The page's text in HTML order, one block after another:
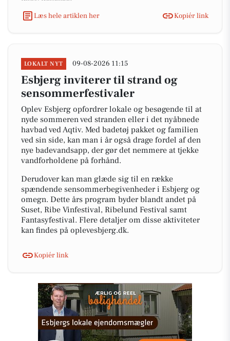
Læs hele artiklen her
Kopiér link
LOKALT NYT 09-08-2026 11:15
Esbjerg inviterer til strand og
sensommerfestivaler
Oplev Esbjerg opfordrer lokale og besøgende til at
nyde sommeren ved stranden eller i det nyåbnede
havbad ved Aqtiv. Med badetøj pakket og familien
ved sin side, kan man i år også drage fordel af den
nye badevandsapp, der gør det nemmere at tjekke
vandforholdene på forhånd.
Derudover kan man glæde sig til en række
spændende sensommerbegivenheder i Esbjerg og
omegn. Dette års program byder blandt andet på
Suset, Ribe Vinfestival, Ribelund Festival samt
Fantasyfestival. Flere detaljer om disse aktiviteter
kan findes på oplevesbjerg.dk.
Kopiér link